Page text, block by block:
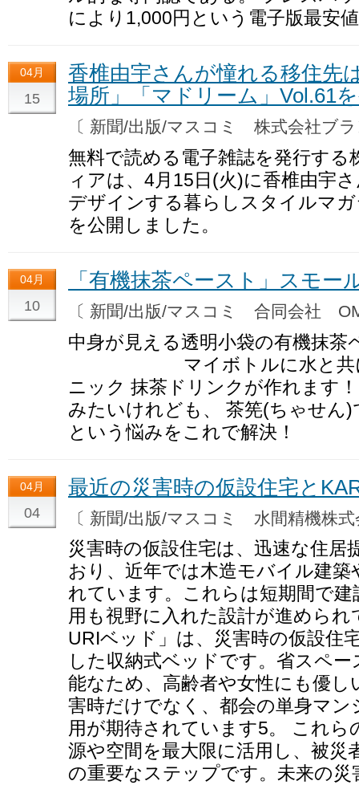
により1,000円という電子版最安
04月
15
香椎由宇さんが憧れる移住先
場所」「マドリーム」Vol.61
〔 新聞/出版/マスコミ 株式会社ブ
無料で読める電子雑誌を発行す
ィアは、4月15日(火)に香椎由宇
デザインする暮らしスタイルマ
を公開しました。
04月
10
「有機抹茶ペースト」スモー
〔 新聞/出版/マスコミ 合同会社
中身が見える透明小袋の有機抹茶
マイボトルに水と共に入
ニック 抹茶ドリンクが作れます
みたいけれども、 茶筅(ちゃせん
という悩みをこれで解決！
04月
04
最近の災害時の仮設住宅と
〔 新聞/出版/マスコミ 水間精機株
災害時の仮設住宅は、迅速な住
おり、近年では木造モバイル建
れています。これらは短期間で
用も視野に入れた設計が進めら
URIベッド」は、災害時の仮設住
した収納式ベッドです。省スペ
能なため、高齢者や女性にも優
害時だけでなく、都会の単身マ
用が期待されています5。 これら
源や空間を最大限に活用し、被災
の重要なステップです。未来の災